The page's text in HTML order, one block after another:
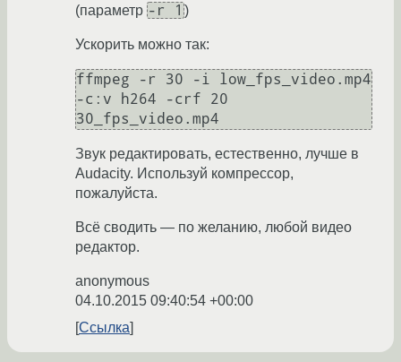
(параметр -r 1 )
Ускорить можно так:
ffmpeg -r 30 -i low_fps_video.mp4
-c:v h264 -crf 20
Звук редактировать, естественно, лучше в
Audacity. Используй компрессор,
пожалуйста.
Всё сводить — по желанию, любой видео
редактор.
anonymous
04.10.2015 09:40:54 +00:00
Ссылка